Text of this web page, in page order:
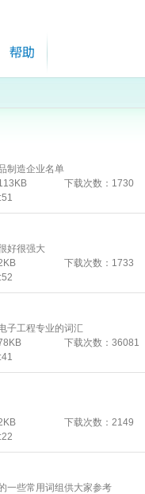
制造企业名单
下载次数： 1730
好很强大
下载次数： 1733
子工程专业的词汇
下载次数： 36081
下载次数： 2149
一些常用词组供大家参考